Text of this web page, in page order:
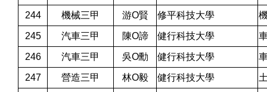
244 機械三甲 游O賢 修平科技大學
245 汽車三甲 陳O諦 健行科技大學
246 汽車三甲 吳O勳 健行科技大學
247 營造三甲 林O毅 健行科技大學